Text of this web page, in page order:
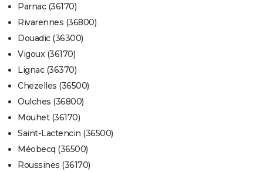
Parnac (36170)
Rivarennes (36800)
Douadic (36300)
Vigoux (36170)
Lignac (36370)
Chezelles (36500)
Oulches (36800)
Mouhet (36170)
Saint-Lactencin (36500)
Méobecq (36500)
Roussines (36170)